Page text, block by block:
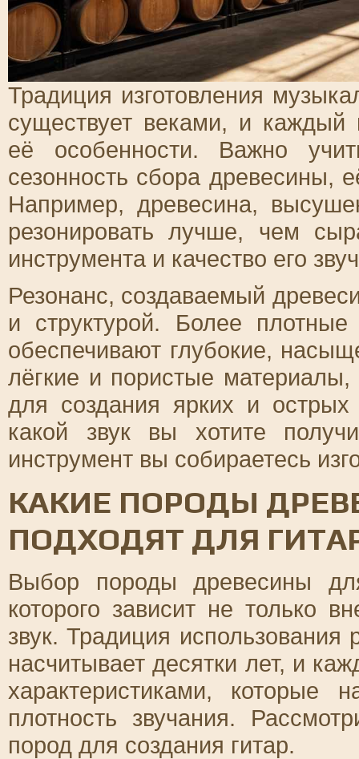
Традиция изготовления
существует веками, и каждый
её особенности. Важно
сезонность сбора древесины,
Например, древесина,
резонировать лучше, чем
инструмента и качество его
Резонанс, создаваемый
и структурой. Более
обеспечивают глубокие,
лёгкие и пористые
для создания ярких и
какой звук вы хотите
инструмент вы собираетесь
КАКИЕ ПОРОДЫ
ПОДХОДЯТ ДЛЯ
Выбор породы древесины
которого зависит не только
звук. Традиция
насчитывает десятки лет, и
характеристиками,
плотность звучания.
пород для создания гитар.